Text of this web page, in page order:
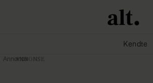
Kendte
Annonce